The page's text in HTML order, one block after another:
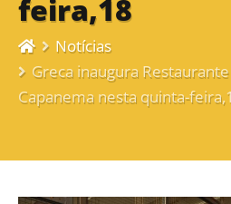
feira,18
Notícias
Greca inaugura
Capanema nesta quinta-